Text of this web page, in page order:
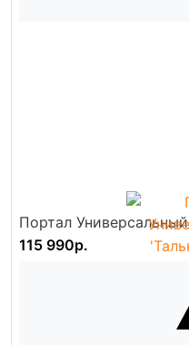
Портал
115 990р.